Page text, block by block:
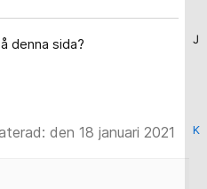
J
K
denna sida?
den 18 januari 2021